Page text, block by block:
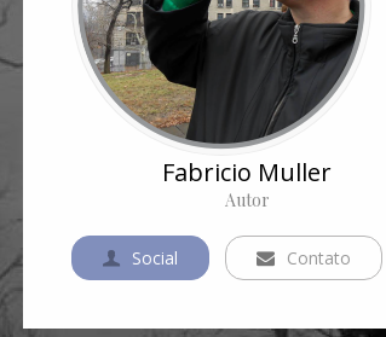
Fabricio Muller
Autor
Social Contato